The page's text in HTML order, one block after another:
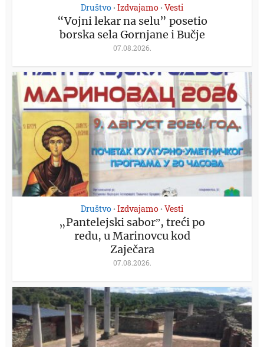
Društvo • Izdvajamo • Vesti
“Vojni lekar na selu” posetio
borska sela Gornjane i Bučje
07.08.2026.
Društvo • Izdvajamo • Vesti
„Pantelejski saborˮ, treći po
redu, u Marinovcu kod
Zaječara
07.08.2026.